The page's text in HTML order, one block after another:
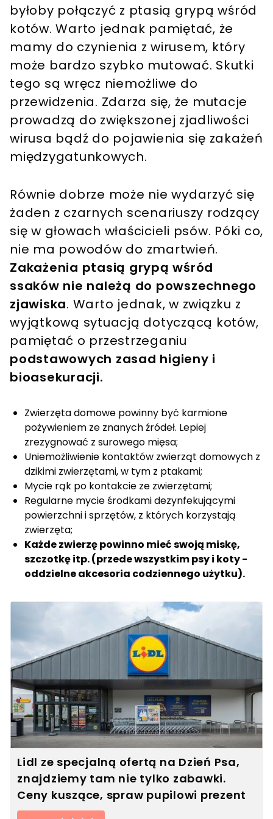
byłoby połączyć z ptasią grypą wśród
kotów. Warto jednak pamiętać, że
mamy do czynienia z wirusem, który
może bardzo szybko mutować. Skutki
tego są wręcz niemożliwe do
przewidzenia. Zdarza się, że mutacje
prowadzą do zwiększonej zjadliwości
wirusa bądź do pojawienia się zakażeń
międzygatunkowych.
Równie dobrze może nie wydarzyć się
żaden z czarnych scenariuszy rodzący
się w głowach właścicieli psów. Póki co,
nie ma powodów do zmartwień.
Zakażenia ptasią grypą wśród
ssaków nie należą do powszechnego
zjawiska. Warto jednak, w związku z
wyjątkową sytuacją dotyczącą kotów,
pamiętać o przestrzeganiu
podstawowych zasad higieny i
bioasekuracji.
Zwierzęta domowe powinny być karmione
pożywieniem ze znanych źródeł. Lepiej
zrezygnować z surowego mięsa;
Uniemożliwienie kontaktów zwierząt domowych z
dzikimi zwierzętami, w tym z ptakami;
Mycie rąk po kontakcie ze zwierzętami;
Regularne mycie środkami dezynfekującymi
powierzchni i sprzętów, z których korzystają
zwierzęta;
Każde zwierzę powinno mieć swoją miskę,
szczotkę itp. (przede wszystkim psy i koty -
oddzielne akcesoria codziennego użytku).
Lidl ze specjalną ofertą na Dzień Psa,
znajdziemy tam nie tylko zabawki.
Ceny kuszące, spraw pupilowi prezent